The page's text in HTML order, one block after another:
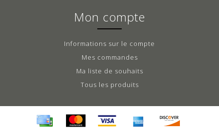
Mon compte
Informations sur le compte
Mes commandes
Ma liste de souhaits
Tous les produits